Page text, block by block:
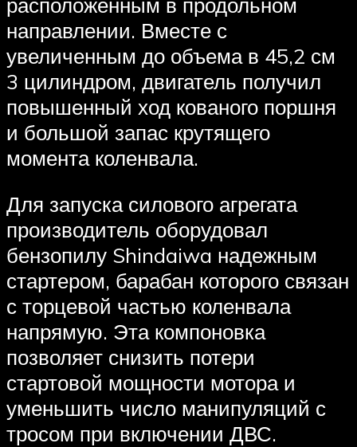
направлении. Вместе с
увеличенным до объема в 45,2 см
3 цилиндром, двигатель получил
повышенный ход кованого поршня
и большой запас крутящего
момента коленвала.
Для запуска силового агрегата
производитель оборудовал
бензопилу Shindaiwa надежным
стартером, барабан которого связан
с торцевой частью коленвала
напрямую. Эта компоновка
позволяет снизить потери
стартовой мощности мотора и
уменьшить число манипуляций с
тросом при включении ДВС.